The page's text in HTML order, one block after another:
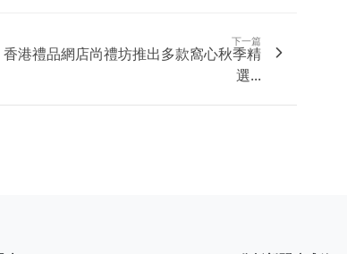
下一篇
香港禮品網店尚禮坊推出多款窩心秋季精
選...